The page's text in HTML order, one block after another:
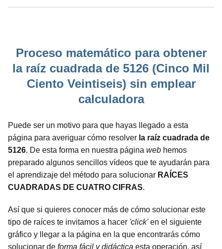
Proceso matemático para obtener
la raíz cuadrada de 5126 (Cinco Mil
Ciento Veintiseis) sin emplear
calculadora
Puede ser un motivo para que hayas llegado a esta
página para averiguar cómo resolver la raíz cuadrada de
5126. De esta forma en nuestra página web hemos
preparado algunos sencillos vídeos que te ayudarán para
el aprendizaje del método para solucionar RAÍCES
CUADRADAS DE CUATRO CIFRAS.
Así que si quieres conocer más de cómo solucionar este
tipo de raíces te invitamos a hacer 'click'en el siguiente
gráfico y llegar a la página en la que encontrarás cómo
solucionar de forma fácil y didáctica esta operación, así